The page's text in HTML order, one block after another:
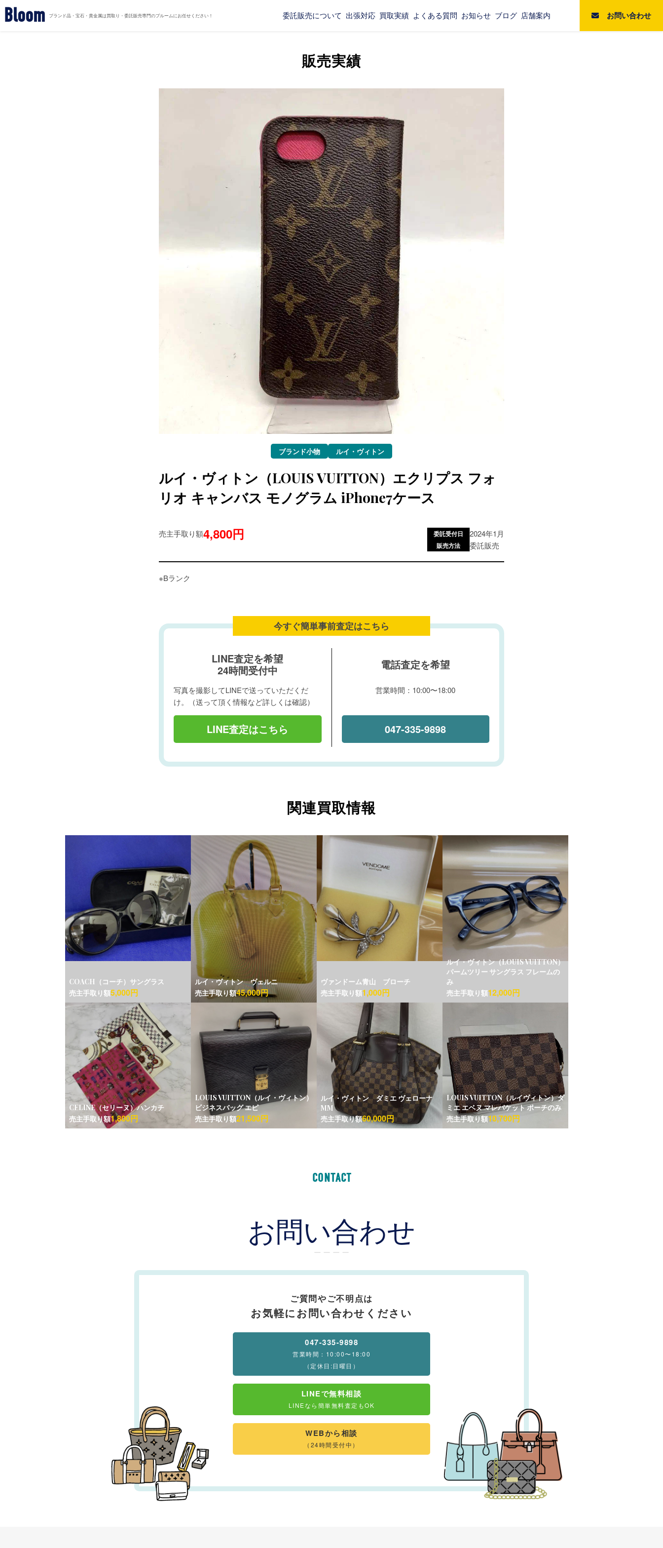
Bloom ブランド品・宝石・貴金属は買取り・委託販売専門のブルームにお任せください！ 委託販売について 出張対応 買取実績 よくある質問 お知らせ ブログ 店舗案内 お問い合わせ
販売実績
ブランド小物 ルイ・ヴィトン
ルイ・ヴィトン（LOUIS VUITTON）エクリプス フォ
リオ キャンバス モノグラム iPhone7ケース
売主手取り額4,800円 委託受付日 2024年1月
販売方法 委託販売
※Bランク
今すぐ簡単事前査定はこちら
LINE査定を希望
24時間受付中
写真を撮影してLINEで送っていただくだ
け。（送って頂く情報など詳しくは確認）
LINE査定はこちら
電話査定を希望
営業時間：10:00〜18:00
047-335-9898
関連買取情報
COACH（コーチ）サングラス
売主手取り額5,000円
ルイ・ヴィトン ヴェルニ
売主手取り額45,000円
ヴァンドーム青山 ブローチ
売主手取り額1,000円
ルイ・ヴィトン（LOUIS VUITTON）
パームツリー サングラス フレームの
み
売主手取り額12,000円
CELINE（セリーヌ）ハンカチ
売主手取り額1,800円
LOUIS VUITTON（ルイ・ヴィトン）
ビジネスバッグ エピ
売主手取り額21,500円
ルイ・ヴィトン ダミエ ヴェローナ
MM
売主手取り額60,000円
LOUIS VUITTON（ルイヴィトン）ダ
ミエ エベヌ マレバケット ポーチのみ
売主手取り額10,700円
CONTACT
お問い合わせ
ー ー ー ー
ご質問やご不明点は
お気軽にお問い合わせください
047-335-9898
営業時間：10:00〜18:00
（定休日:日曜日）
LINEで無料相談
LINEなら簡単無料査定もOK
WEBから相談
（24時間受付中）